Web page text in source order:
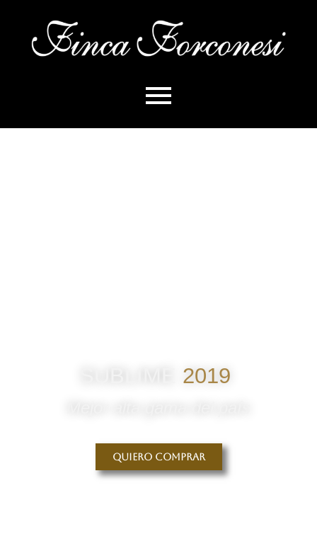
2019
Quiero comprar